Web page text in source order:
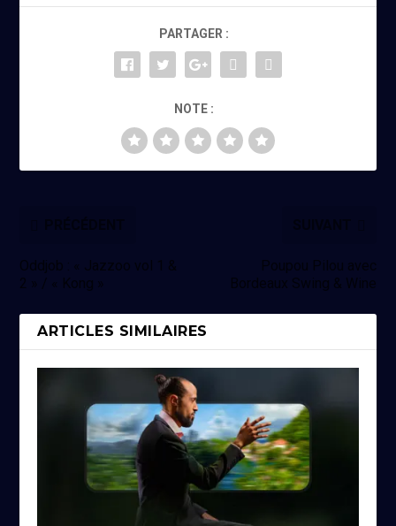
PARTAGER :
NOTE :
Oddjob : « Jazzoo vol 1 &
2 » / « Kong »
Poupou Pilou avec
Bordeaux Swing & Wine
ARTICLES SIMILAIRES